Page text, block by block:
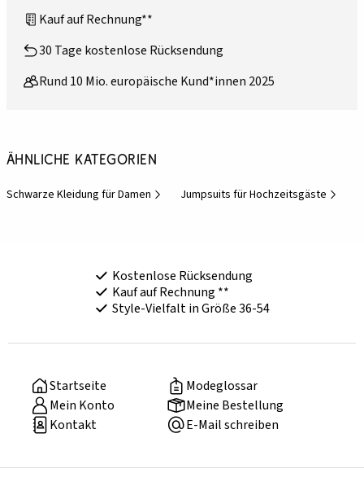
Kauf auf Rechnung**
30 Tage kostenlose Rücksendung
Rund 10 Mio. europäische Kund*innen 2025
Ähnliche Kategorien
Schwarze Kleidung für Damen Jumpsuits für Hochzeitsgäste
Kostenlose Rücksendung
Kauf auf Rechnung **
Style-Vielfalt in Größe 36-54
Startseite
Modeglossar
Mein Konto
Meine Bestellung
Kontakt
E-Mail schreiben